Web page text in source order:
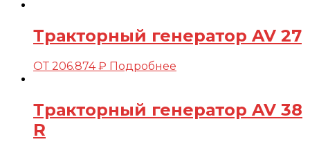
Тракторный генератор AV 27
ОТ 206.874₽ Подробнее
Тракторный генератор AV 38
R